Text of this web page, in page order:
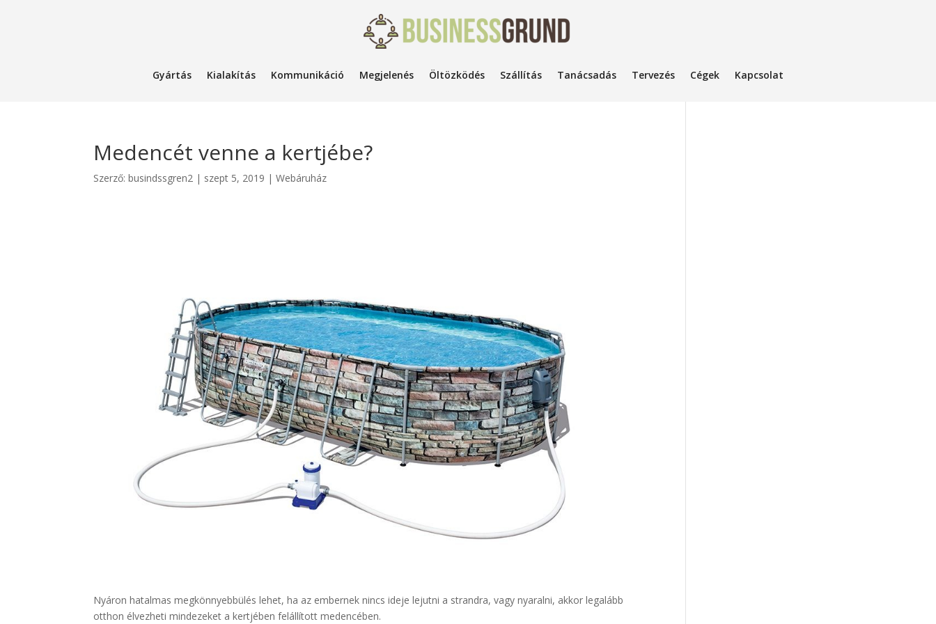
Gyártás Kialakítás Kommunikáció Megjelenés Öltözködés Szállítás Tanácsadás Tervezés Cégek Kapcsolat
Medencét venne a kertjébe?
Szerző:busindssgren2 | szept 5, 2019 |Webáruház
Nyáron hatalmas megkönnyebbülés lehet, ha az embernek nincs ideje lejutni a strandra, vagy nyaralni, akkor legalább
otthon élvezheti mindezeket a kertjében felállított medencében.